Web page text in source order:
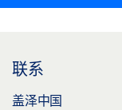
联系
盖泽中国